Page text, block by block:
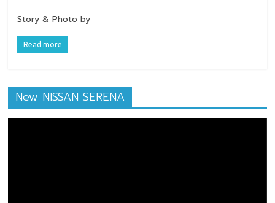
Story & Photo by
Read more
New NISSAN SERENA